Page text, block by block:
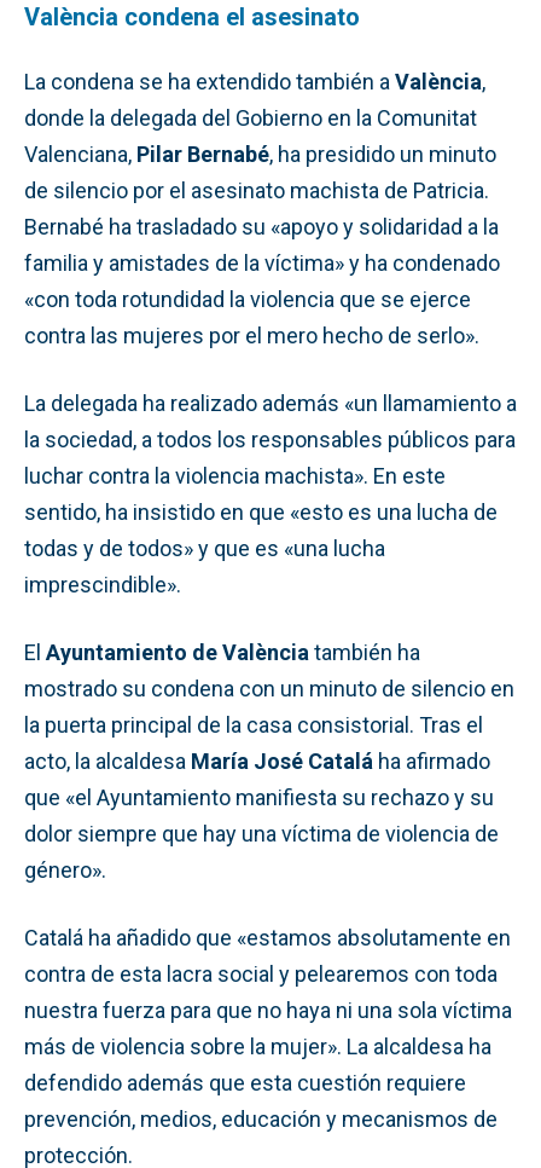
València condena el asesinato
La condena se ha extendido también a València,
donde la delegada del Gobierno en la Comunitat
Valenciana, Pilar Bernabé, ha presidido un minuto
de silencio por el asesinato machista de Patricia.
Bernabé ha trasladado su «apoyo y solidaridad a la
familia y amistades de la víctima» y ha condenado
«con toda rotundidad la violencia que se ejerce
contra las mujeres por el mero hecho de serlo».
La delegada ha realizado además «un llamamiento a
la sociedad, a todos los responsables públicos para
luchar contra la violencia machista». En este
sentido, ha insistido en que «esto es una lucha de
todas y de todos» y que es «una lucha
imprescindible».
El Ayuntamiento de València también ha
mostrado su condena con un minuto de silencio en
la puerta principal de la casa consistorial. Tras el
acto, la alcaldesa María José Catalá ha afirmado
que «el Ayuntamiento manifiesta su rechazo y su
dolor siempre que hay una víctima de violencia de
género».
Catalá ha añadido que «estamos absolutamente en
contra de esta lacra social y pelearemos con toda
nuestra fuerza para que no haya ni una sola víctima
más de violencia sobre la mujer». La alcaldesa ha
defendido además que esta cuestión requiere
prevención, medios, educación y mecanismos de
protección.